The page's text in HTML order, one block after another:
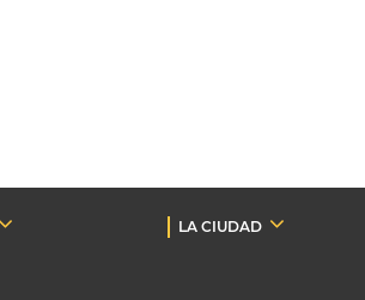
LA CIUDAD